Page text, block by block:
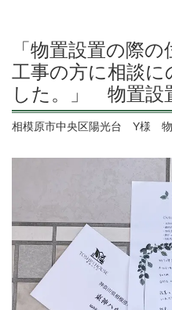
「物置設置の際
工事の方に相談に
した。」 物置
相模原市中央区陽光台 Y様